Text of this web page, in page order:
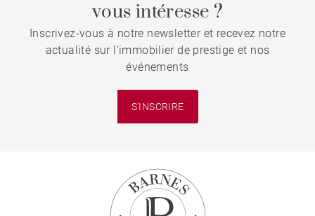
vous intéresse ?
Inscrivez-vous à notre newsletter et recevez notre
actualité sur l'immobilier de prestige et nos
événements
S'INSCRIRE